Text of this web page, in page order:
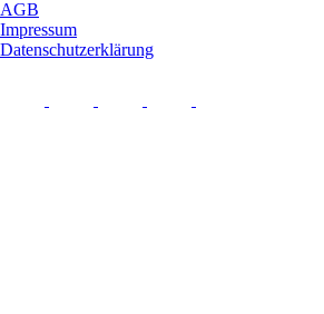
AGB
Impressum
Datenschutzerklärung